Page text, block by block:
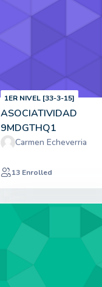
1ER NIVEL [33-3-15]
ASOCIATIVIDAD
9MDGTHQ1
Carmen Echeverria
13 Enrolled